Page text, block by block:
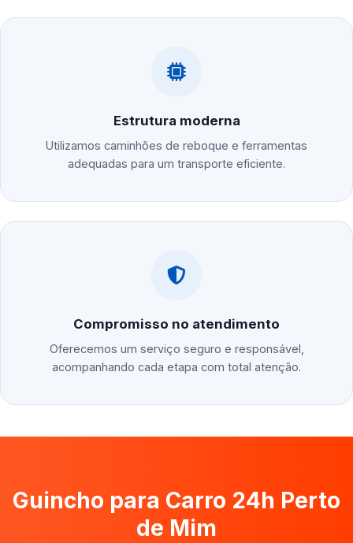
Estrutura moderna
Utilizamos caminhões de reboque e ferramentas
adequadas para um transporte eficiente.
Compromisso no atendimento
Oferecemos um serviço seguro e responsável,
acompanhando cada etapa com total atenção.
Guincho para Carro 24h Perto
de Mim